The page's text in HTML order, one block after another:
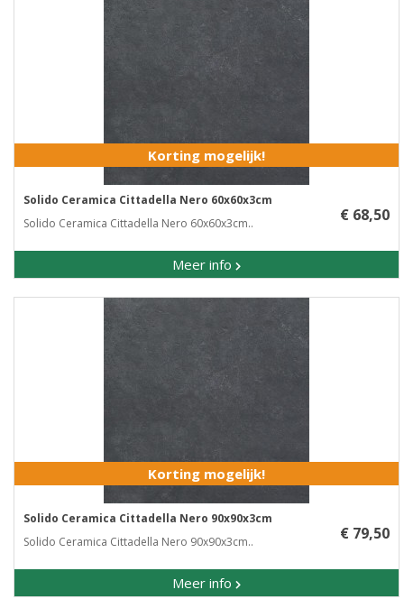
Korting mogelijk!
Solido Ceramica Cittadella Nero 60x60x3cm
Solido Ceramica Cittadella Nero 60x60x3cm..
Meer info
€ 68,50
Korting mogelijk!
Solido Ceramica Cittadella Nero 90x90x3cm
Solido Ceramica Cittadella Nero 90x90x3cm..
Meer info
€ 79,50